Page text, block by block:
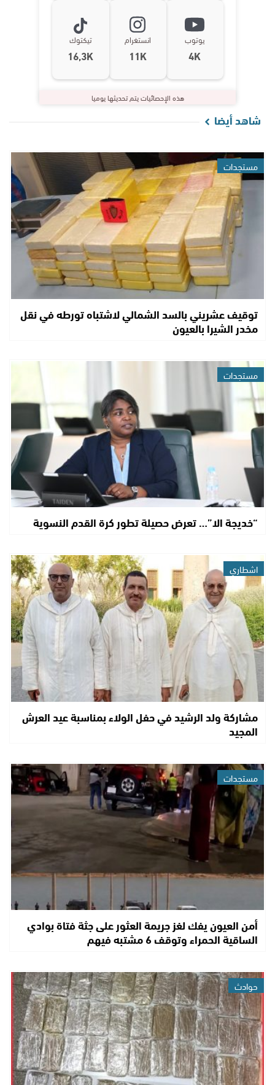
يوتوب
4K
انستغرام
11K
تيكتوك
16,3K
هذه الإحصائيات يتم تحديثها يوميا
شاهد أيضا
مستجدات
توقيف عشريني بالسد الشمالي لاشتباه تورطه في نقل
مخدر الشيرا بالعيون
مستجدات
“خديجة الا”… تعرض حصيلة تطور كرة القدم النسوية
اشطاري
مشاركة ولد الرشيد في حفل الولاء بمناسبة عيد العرش
المجيد
مستجدات
أمن العيون يفك لغز جريمة العثور على جثة فتاة بوادي
الساقية الحمراء وتوقف 6 مشتبه فيهم
حوادث